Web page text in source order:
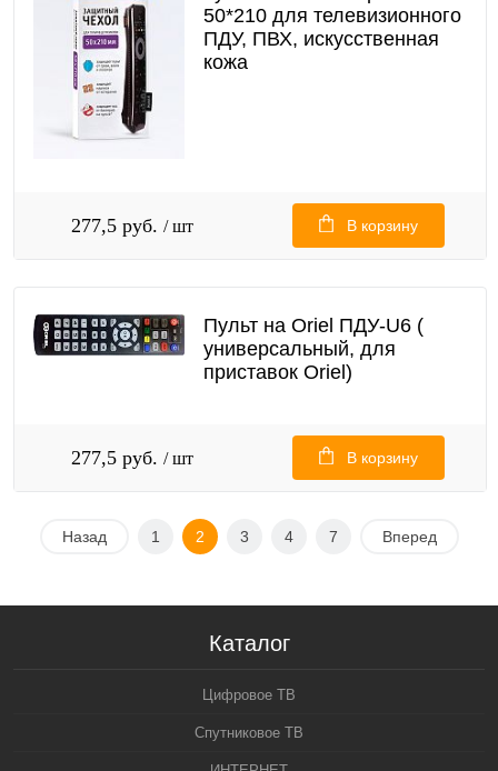
50*210 для телевизионного
ПДУ, ПВХ, искусственная
кожа
277,5 руб. / шт В корзину
Пульт на Oriel ПДУ-U6 (
универсальный, для
приставок Oriel)
277,5 руб. / шт В корзину
Назад 1 2 3 4 7 Вперед
Каталог
Цифровое ТВ
Спутниковое ТВ